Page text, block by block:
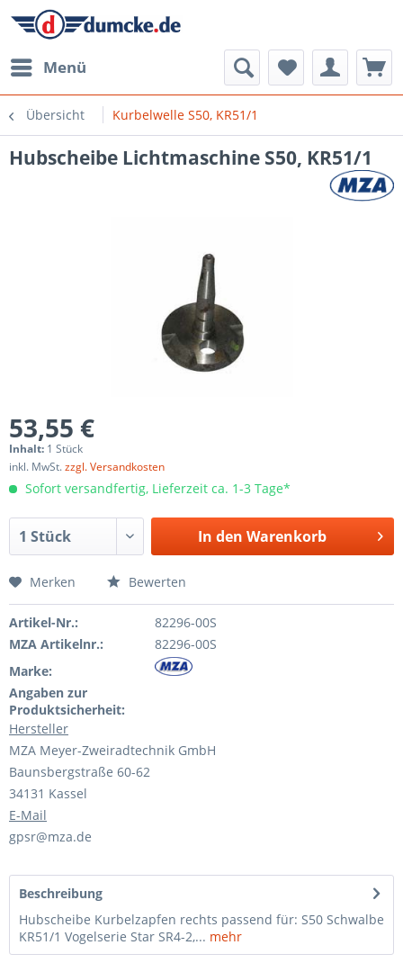
Menü
Übersicht Kurbelwelle S50, KR51/1
Hubscheibe Lichtmaschine S50, KR51/1
53,55 €
Inhalt: 1 Stück
inkl. MwSt.zzgl. Versandkosten
Sofort versandfertig, Lieferzeit ca. 1-3 Tage*
In den Warenkorb
Merken Bewerten
Artikel-Nr.:
82296-00S
MZA Artikelnr.:
82296-00S
Marke:
Angaben zur
Produktsicherheit:
Hersteller
MZA Meyer-Zweiradtechnik GmbH
Baunsbergstraße 60-62
34131 Kassel
E-Mail
gpsr@mza.de
Beschreibung
Hubscheibe Kurbelzapfen rechts passend für: S50 Schwalbe
KR51/1 Vogelserie Star SR4-2,... mehr